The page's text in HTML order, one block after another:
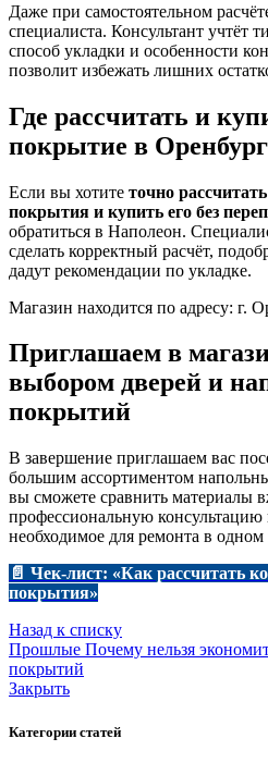
Даже при самостоятельном
специалиста. Консультант учтёт
способ укладки и особенности
позволит избежать лишних
Где рассчитать и
покрытие в
Если вы хотите точно
покрытия и купить его без
обратиться в Наполеон.
сделать корректный расчёт,
дадут рекомендации по укладке.
Магазин находится по адресу: г.
Приглашаем в
выбором дверей и
покрытий
В завершение приглашаем вас
большим ассортиментом
вы сможете сравнить материалы
профессиональную консультацию
необходимое для ремонта в одном
📄 Чек-лист: «Как рассчитать
покрытия»
Назад к списку
Прошлые Почему нельзя
покрытий
Закрыть
Категории статей